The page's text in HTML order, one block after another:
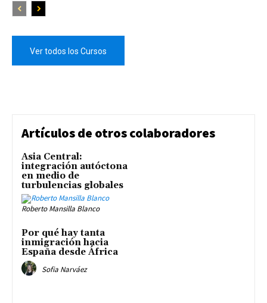
Ver todos los Cursos
Artículos de otros colaboradores
Asia Central:
integración autóctona
en medio de
turbulencias globales
Roberto Mansilla Blanco
Por qué hay tanta
inmigración hacia
España desde África
Sofia Narváez